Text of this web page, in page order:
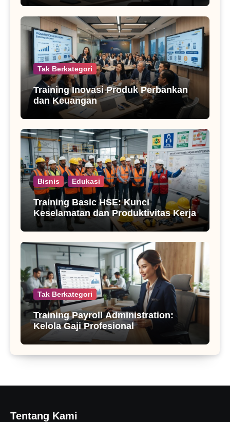
Tak Berkategori
Training Inovasi Produk Perbankan
dan Keuangan
Bisnis Edukasi
Training Basic HSE: Kunci
Keselamatan dan Produktivitas Kerja
Tak Berkategori
Training Payroll Administration:
Kelola Gaji Profesional
Tentang Kami